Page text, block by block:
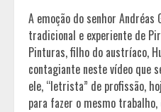
A emoção do senhor
tradicional e experiente de
Pinturas, filho do austríaco,
contagiante neste vídeo que
ele, “letrista” de profissão,
para fazer o mesmo